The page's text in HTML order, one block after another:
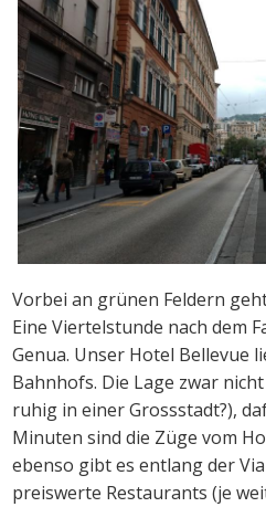
Vorbei an grünen Feldern
Eine Viertelstunde nach dem
Genua. Unser Hotel Bellevue
Bahnhofs. Die Lage zwar
ruhig in einer Grossstadt?),
Minuten sind die Züge vom
ebenso gibt es entlang der
preiswerte Restaurants (je